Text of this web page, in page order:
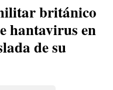
británico
hantavirus en
de su